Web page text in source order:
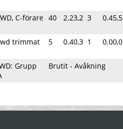
C-förare 40 2.23,2 3 0.45,5
trimmat 5 0.40,3 1 0.00,0
Grupp
Brutit - Avåkning